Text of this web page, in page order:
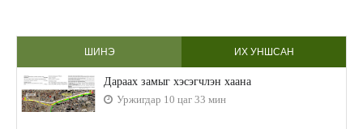
ШИНЭ ИХ УНШСАН
Дараах замыг хэсэгчлэн хаана
Уржигдар 10 цаг 33 мин